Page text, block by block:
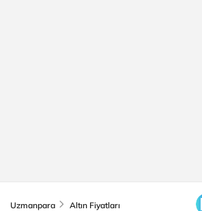
Uzmanpara Altın Fiyatları